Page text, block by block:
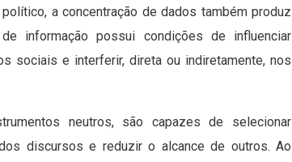
a concentração de dados também produz
informação possui condições de influenciar
sociais e interferir, direta ou indiretamente, nos
neutros, são capazes de selecionar
discursos e reduzir o alcance de outros. Ao